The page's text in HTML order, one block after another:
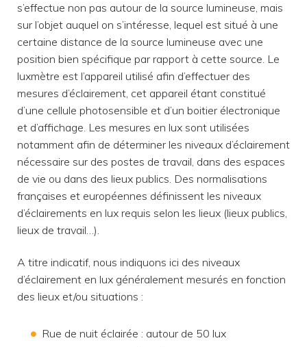
s’effectue non pas autour de la source lumineuse, mais
sur l’objet auquel on s’intéresse, lequel est situé à une
certaine distance de la source lumineuse avec une
position bien spécifique par rapport à cette source. Le
luxmètre est l’appareil utilisé afin d’effectuer des
mesures d’éclairement, cet appareil étant constitué
d’une cellule photosensible et d’un boitier électronique
et d’affichage. Les mesures en lux sont utilisées
notamment afin de déterminer les niveaux d’éclairement
nécessaire sur des postes de travail, dans des espaces
de vie ou dans des lieux publics. Des normalisations
françaises et européennes définissent les niveaux
d’éclairements en lux requis selon les lieux (lieux publics,
lieux de travail…).
A titre indicatif, nous indiquons ici des niveaux
d’éclairement en lux généralement mesurés en fonction
des lieux et/ou situations :
Rue de nuit éclairée : autour de 50 lux